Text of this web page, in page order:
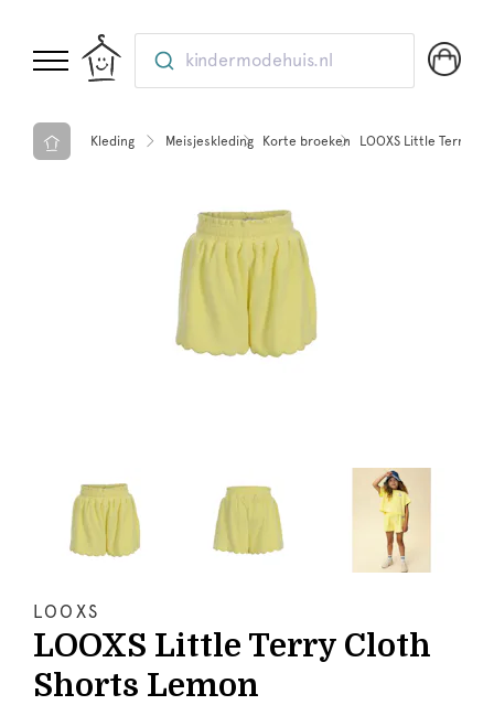
kindermodehuis.nl
Kleding Meisjeskleding Korte broeken LOOXS Little Terry
LOOXS
LOOXS Little Terry Cloth
Shorts Lemon